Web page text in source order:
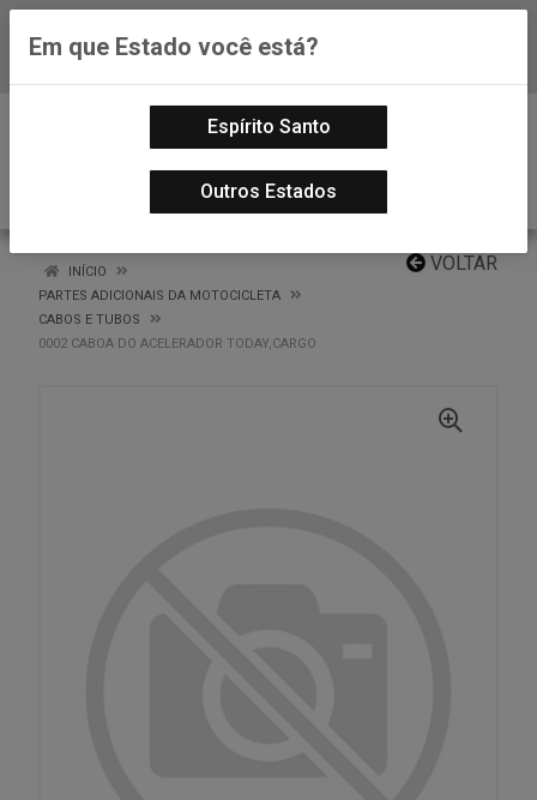
Baixe já nosso APP
VOLTAR
INÍCIO
PARTES ADICIONAIS DA MOTOCICLETA
CABOS E TUBOS
0002 CABOA DO ACELERADOR TODAY,CARGO
Em que Estado você está?
Espírito Santo
Outros Estados